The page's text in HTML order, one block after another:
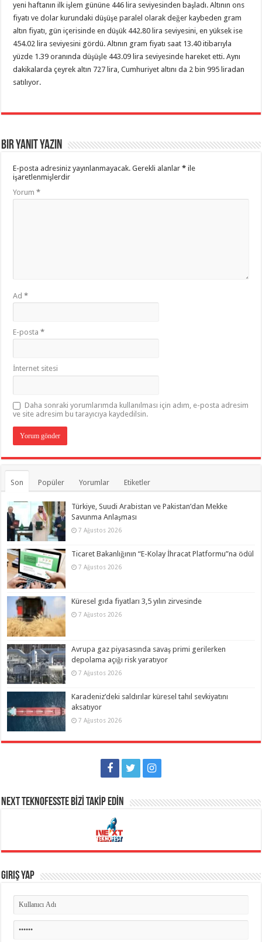
yeni haftanın ilk işlem gününe 446 lira seviyesinden başladı. Altının ons
fiyatı ve dolar kurundaki düşüşe paralel olarak değer kaybeden gram
altın fiyatı, gün içerisinde en düşük 442.80 lira seviyesini, en yüksek ise
454.02 lira seviyesini gördü. Altının gram fiyatı saat 13.40 itibarıyla
yüzde 1.39 oranında düşüşle 443.09 lira seviyesinde hareket etti. Aynı
dakikalarda çeyrek altın 727 lira, Cumhuriyet altını da 2 bin 995 liradan
satılıyor.
Bir yanıt yazın
E-posta adresiniz yayınlanmayacak. Gerekli alanlar* ile
işaretlenmişlerdir
Yorum*
Ad*
E-posta*
İnternet sitesi
Daha sonraki yorumlarımda kullanılması için adım, e-posta adresim
ve site adresim bu tarayıcıya kaydedilsin.
Son Popüler Yorumlar Etiketler
Türkiye, Suudi Arabistan ve Pakistan’dan Mekke
Savunma Anlaşması
7 Ağustos 2026
Ticaret Bakanlığının “E-Kolay İhracat Platformu”na ödül
7 Ağustos 2026
Küresel gıda fiyatları 3,5 yılın zirvesinde
7 Ağustos 2026
Avrupa gaz piyasasında savaş primi gerilerken
depolama açığı risk yaratıyor
7 Ağustos 2026
Karadeniz’deki saldırılar küresel tahıl sevkiyatını
aksatıyor
7 Ağustos 2026
NEXT TEKNOFESSTE BİZİ TAKİP EDİN
Giriş Yap